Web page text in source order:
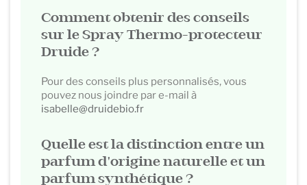
Comment obtenir des conseils
sur le Spray Thermo-protecteur
Druide ?
Pour des conseils plus personnalisés, vous
pouvez nous joindre par e-mail à
isabelle@druidebio.fr
Quelle est la distinction entre un
parfum d'origine naturelle et un
parfum synthétique ?